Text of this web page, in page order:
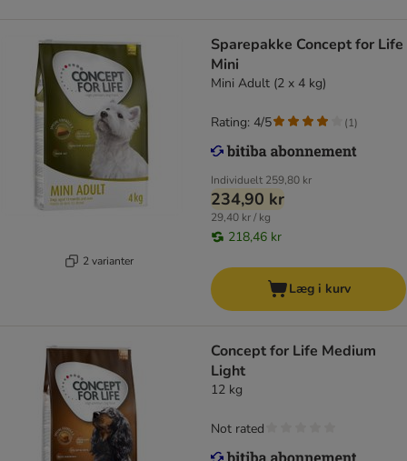
2 varianter
Sparepakke Concept for Life
Mini
Mini Adult (2 x 4 kg)
Individuelt 259,80 kr
234,90 kr
29,40 kr / kg
218,46 kr
Rating: 4/5 (1)
Læg i kurv
Concept for Life Medium
Light
12 kg
Not rated